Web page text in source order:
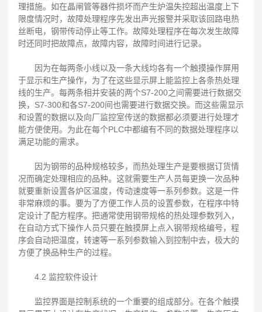
理措施。如在晶闸管等器件损坏而产生炉温失控超出温度上下
限度情况时，故障处理程序先发出声光报警并采取该回路电热
丝断电，钢带传动停止等工作。故障处理程序在每次发生故障
时还同时把故障点，故障内容，故障时间进行记录。
因为在每两条小线以及一条大线均各有一个触摸操作屏用
于显示和生产操作，为了在这些显示屏上能监控上各条热处理
线的生产。每两条相并安装的两个S7-200之间需要进行数据交
换，S7-300和各S7-200间也需要进行数据交换。而这些需显示
和设置的数据以及向厂监控室传送的数据都必须要进行处理才
能方便使用。为此在每个PLC中都编有不同的数据处理程序以
满足功能的需求。
因为钢带的品种规格较多，而热处理生产是要根据订货情
况而确定处理相应的品种。这就需要生产人员每更换一次品种
就要重新设置各炉区温度，传动速度等一系列参数。这是一件
非常麻烦的事。要为了方便工作人员的设置参数，在程序中特
定设计了配方程序。把通常使用钢带规格的热处理参数列入，
在自动方式下操作人员只要在触摸屏上点入钢带规格编号，程
序会自动把温度，转速等一系列参数输入到控制中去，极大的
方便了换品种生产的过程。
4.2 监控软件设计
监控界面是控制系统的一个重要的组成部分。在各个触摸